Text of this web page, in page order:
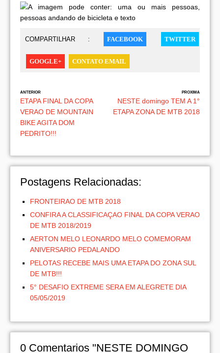
COMPARTILHAR : FACEBOOK TWITTER
GOOGLE+ CONTATO EMAIL
ANTERIOR
ETAPA FINAL DA COPA
VERAO DE MOUNTAIN
BIKE AGITA DOM
PEDRITO!!!
PROXIMA
NESTE domingo TEM A 1°
ETAPA ZONA DE MTB 2018
Postagens Relacionadas:
FRONTEIRAO DE MTB 2018
CONFIRA A CLASSIFICAÇAO FINAL DA COPA VERAO
DE MTB 2018/2019
AERTON MELO LEONARDO MELO COMEMORAM
ANIVERSARIO PEDALANDO
PELOTAS RECEBE MAIS UMA ETAPA DO ZONA SUL
DE MTB!!!
5° DESAFIO EXTREME SERA EM ALEGRETE DIA
05/05/2019
0 Comentarios "NESTE DOMINGO